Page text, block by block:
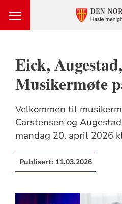
Eick,
Musikermøte
Velkommen til
Carstensen og
mandag 20. april 2026
Publisert: 11.03.2026